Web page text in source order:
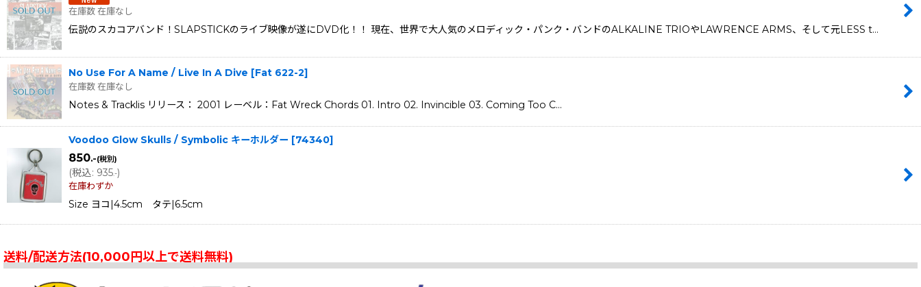
在庫数 在庫なし
伝説のスカコアバンド！SLAPSTICKのライブ映像が遂にDVD化！！ 現在、世界で大人気のメロディック・パンク・バンドのALKALINE TRIOやLAWRENCE ARMS、そして元LESS t…
No Use For A Name / Live In A Dive [Fat 622-2]
在庫数 在庫なし
Notes & Tracklis リリース： 2001 レーベル：Fat Wreck Chords 01. Intro 02. Invincible 03. Coming Too C…
Voodoo Glow Skulls / Symbolic キーホルダー [74340]
850.-(税別)
(税込: 935.-)
在庫わずか
Size ヨコ|4.5cm タテ|6.5cm
送料/配送方法(10,000円以上で送料無料)